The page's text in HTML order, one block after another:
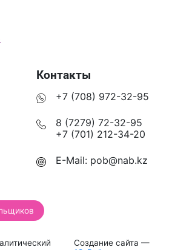
Контакты
+7 (708) 972-32-95
8 (7279) 72-32-95
+7 (701) 212-34-20
E-Mail: pob@nab.kz
Создание сайта —